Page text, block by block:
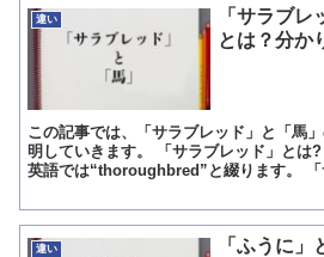
違い
「サラブ
とは？分か
この記事では、「サラブレッド」と「馬
明していきます。 「サラブレッド」とは?
英語では“thoroughbred”と綴ります。
違い
「ふうに